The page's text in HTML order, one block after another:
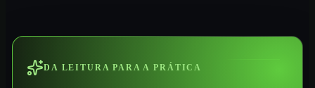
DA LEITURA PARA A PRÁTICA